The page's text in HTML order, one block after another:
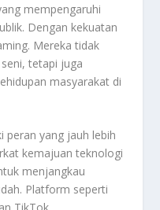
mempengaruhi
Dengan kekuatan
Mereka tidak
tetapi juga
masyarakat di
peran yang jauh lebih
kemajuan teknologi
menjangkau
Platform seperti